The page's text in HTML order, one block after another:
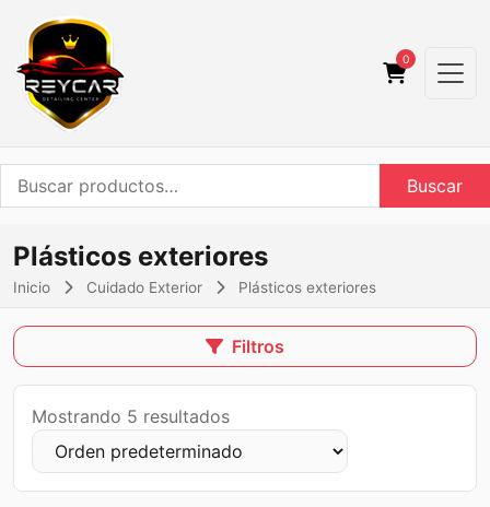
0
Buscar
por:
Buscar
Plásticos exteriores
Inicio Cuidado Exterior Plásticos exteriores
Filtros
Mostrando 5 resultados